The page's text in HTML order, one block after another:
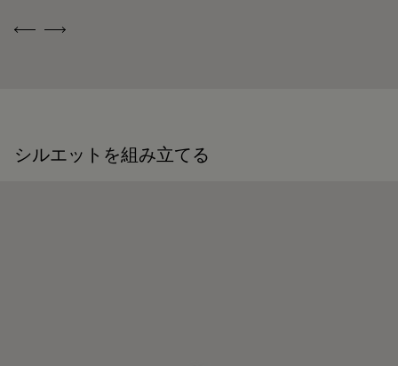
Previous
Next
シルエットを組み立てる